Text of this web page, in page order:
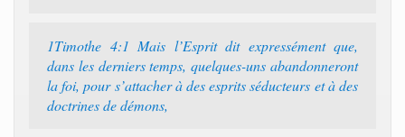
1Timothe 4:1 Mais l’Esprit dit expressément que,
dans les derniers temps, quelques-uns abandonneront
la foi, pour s’attacher à des esprits séducteurs et à des
doctrines de démons,